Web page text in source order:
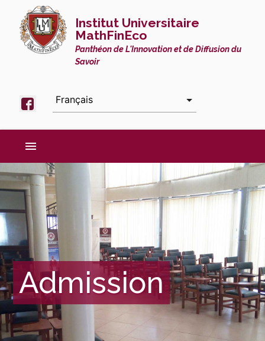
Institut Universitaire
MathFinEco
Panthéon de L'Innovation et de Diffusion du
Savoir
menu
Admission